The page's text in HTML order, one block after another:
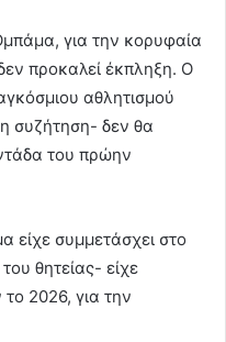
για την κορυφαία
προκαλεί έκπληξη. Ο
αθλητισμού
συζήτηση- δεν θα
του πρώην
είχε συμμετάσχει στο
θητείας- είχε
2026, για την